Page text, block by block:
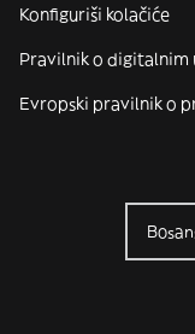
Konfiguriši kolačiće
Pravilnik o digitalnim
Evropski pravilnik o